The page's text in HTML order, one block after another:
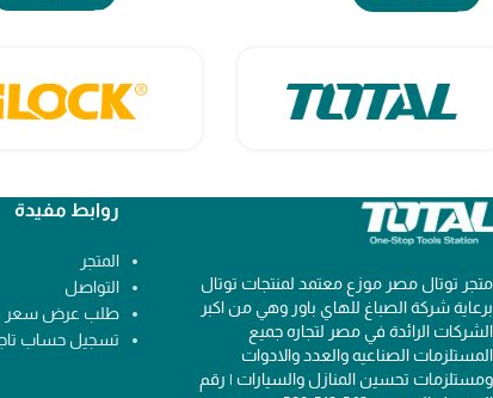
متجر توتال مصر موزع معتمد لمنتجات توتال
برعاية شركة الصباغ للهاي باور وهي من اكبر
الشركات الرائدة في مصر لتجاره جميع
المستلزمات الصناعيه والعدد والادوات
ومستلزمات تحسين المنازل والسيارات | رقم
روابط مفيدة
المتجر
التواصل
طلب عرض سعر
تسجيل حساب